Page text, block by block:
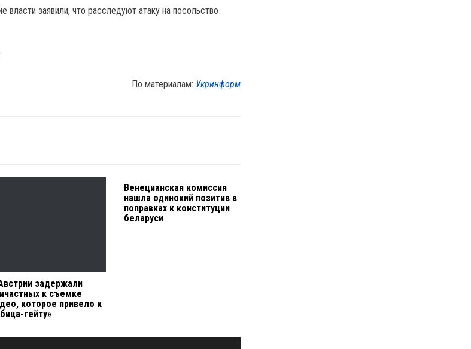
заявили, что расследуют атаку на посольство
По материалам: Укринформ
задержали
к съемке
которое привело к
гейту»
Венецианская комиссия
нашла одинокий позитив в
поправках к конституции
беларуси